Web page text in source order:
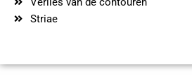
Striae